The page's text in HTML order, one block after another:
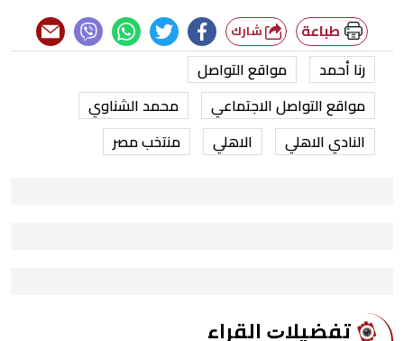
طباعة
رنا أحمد
مواقع التواصل
مواقع التواصل الاجتماعي
محمد الشناوي
النادي الاهلي
الاهلي منتخب مصر
ﺗﻔﻀﻴﻼﺕ اﻟﻘﺮاء